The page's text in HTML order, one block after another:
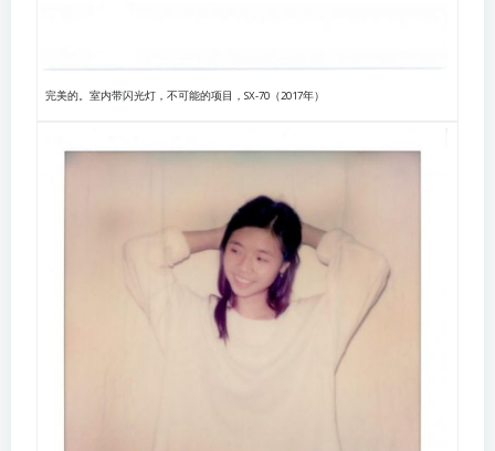
完美的。室内带闪光灯，不可能的项目，SX-70（2017年）